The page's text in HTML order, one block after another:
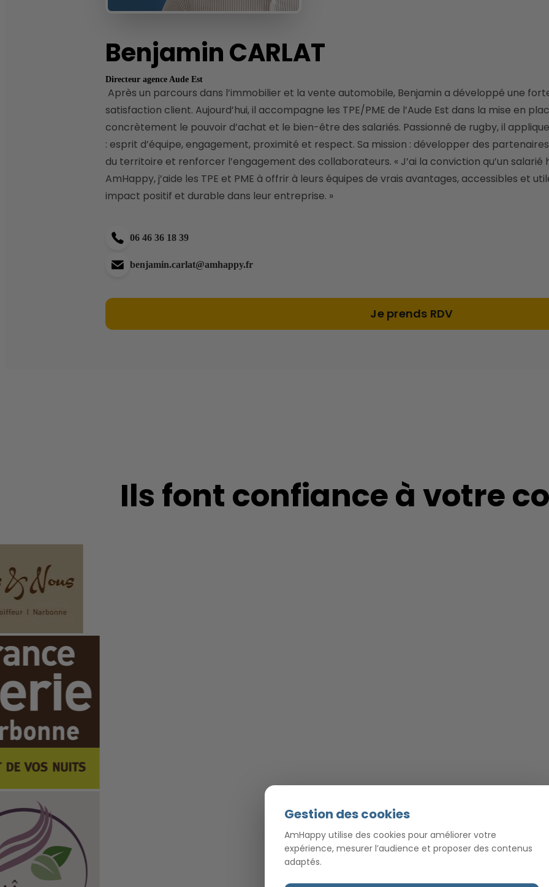
BenjaminCARLAT
Directeur agence Aude Est
satisfaction client. Aujourd’hui, il accompagne les TPE/PME de l’Aude Est dans la mise en
concrètement le pouvoir d’achat et le bien-être des salariés. Passionné de rugby, il
: esprit d’équipe, engagement, proximité et respect. Sa mission : développer des
du territoire et renforcer l’engagement des collaborateurs. « J’ai la conviction qu’un salarié
AmHappy, j’aide les TPE et PME à offrir à leurs équipes de vrais avantages, accessibles et
impact positif et durable dans leur entreprise. »
06 46 36 18 39
benjamin.carlat@amhappy.fr
Je prends RDV
Ils font confiance à votre
Gestion des cookies
AmHappy utilise des cookies pour améliorer votre
expérience, mesurer l’audience et proposer des contenus
adaptés.